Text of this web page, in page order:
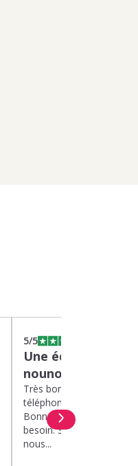
5/5
Une équipe
nounou parfaite!
Très bons interlocuteurs
téléphone. Rapidité.
Bonne compréhension
besoin. Soucis du détail.
nous...